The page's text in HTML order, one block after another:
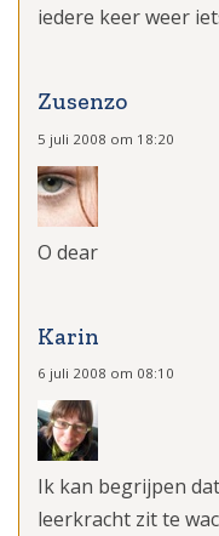
iedere keer weer
Zusenzo
5 juli 2008 om 18:20
O dear
Karin
6 juli 2008 om 08:10
Ik kan begrijpen
leerkracht zit te